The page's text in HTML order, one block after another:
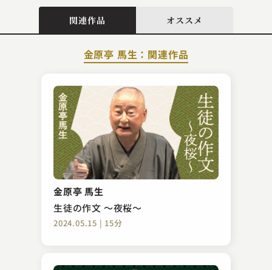
関連作品 オススメ
金原亭 馬生：関連作品
金原亭 馬生
生徒の作文 ～夜桜～
2024.05.15 | 15分
鈴々舎 馬るこ
平成楽屋伝
2025.05.15 | 13分